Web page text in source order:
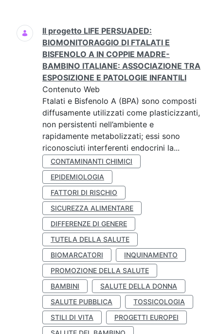
Ricerca
Il progetto LIFE PERSUADED:
BIOMONITORAGGIO DI FTALATI E
BISFENOLO A IN COPPIE MADRE-
BAMBINO ITALIANE: ASSOCIAZIONE TRA
ESPOSIZIONE E PATOLOGIE INFANTILI
Contenuto Web
Ftalati e Bisfenolo A (BPA) sono composti
diffusamente utilizzati come plasticizzanti,
non persistenti nell’ambiente e
rapidamente metabolizzati; essi sono
riconosciuti interferenti endocrini la...
CONTAMINANTI CHIMICI
EPIDEMIOLOGIA
FATTORI DI RISCHIO
SICUREZZA ALIMENTARE
DIFFERENZE DI GENERE
TUTELA DELLA SALUTE
BIOMARCATORI
INQUINAMENTO
PROMOZIONE DELLA SALUTE
BAMBINI
SALUTE DELLA DONNA
SALUTE PUBBLICA
TOSSICOLOGIA
STILI DI VITA
PROGETTI EUROPEI